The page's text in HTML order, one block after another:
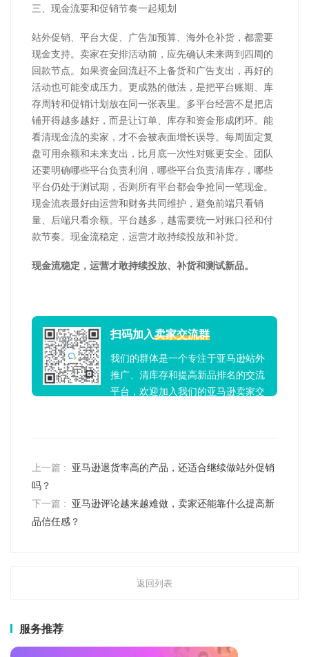
三、现金流要和促销节奏一起规划
站外促销、平台大促、广告加预算、海外仓补货，都需要
现金支持。卖家在安排活动前，应先确认未来两到四周的
回款节点。如果资金回流赶不上备货和广告支出，再好的
活动也可能变成压力。更成熟的做法，是把平台账期、库
存周转和促销计划放在同一张表里。多平台经营不是把店
铺开得越多越好，而是让订单、库存和资金形成闭环。能
看清现金流的卖家，才不会被表面增长误导。每周固定复
盘可用余额和未来支出，比月底一次性对账更安全。团队
还要明确哪些平台负责利润，哪些平台负责清库存，哪些
平台仍处于测试期，否则所有平台都会争抢同一笔现金。
现金流表最好由运营和财务共同维护，避免前端只看销
量、后端只看余额。平台越多，越需要统一对账口径和付
款节奏。现金流稳定，运营才敢持续投放和补货。
现金流稳定，运营才敢持续投放、补货和测试新品。
扫码加入卖家交流群
我们的群体是一个专注于亚马逊站外
推广、清库存和提高新品排名的交流
平台，欢迎加入我们的亚马逊卖家交
上一篇 :
亚马逊退货率高的产品，还适合继续做站外促销
吗？
下一篇 :
亚马逊评论越来越难做，卖家还能靠什么提高新
品信任感？
返回列表
服务推荐